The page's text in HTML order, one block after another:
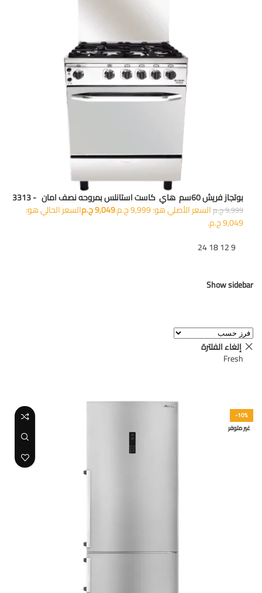
بوتجاز فريش 60سم هاي كاست استانلس بمروحه نصف امان - 3313
9,999ج.مالسعر الأصلي هو: 9,999 ج.م. 9,049ج.مالسعر الحالي هو:
9,049 ج.م.
9
12
18
24
Show sidebar
إلغاء الفلترة
Fresh
-10%
غير متوفر